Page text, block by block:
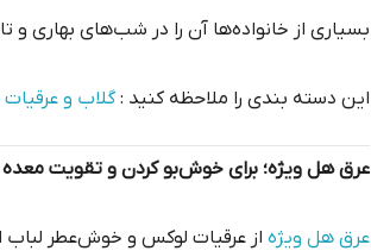
بسیاری از خانواده‌ها آن را در شب‌های بهاری
این دسته بندی را ملاحظه کنید :گلاب و
عرق هل ویژه؛ برای خوش‌بو کردن و تقویت معده
عرق هل ویژه از عرقیات لوکس و خوش‌عطر